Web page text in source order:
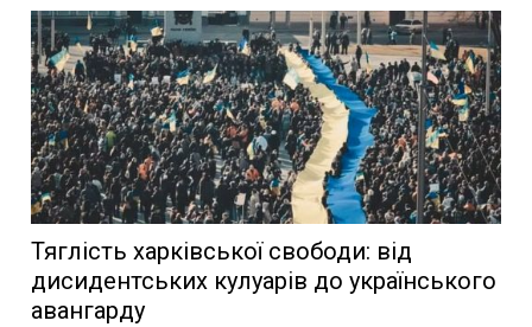
Тяглість харківської свободи: від
дисидентських кулуарів до українського
авангарду